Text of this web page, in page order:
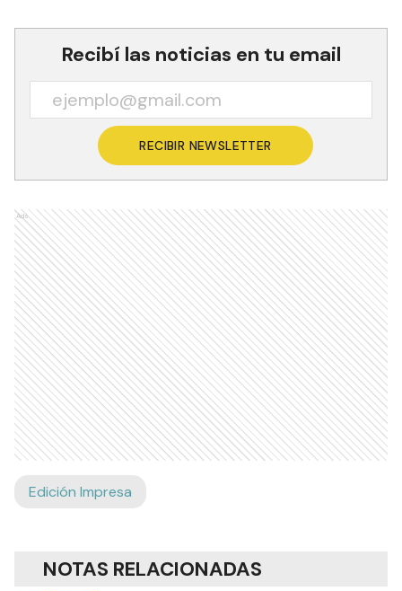
Recibí las noticias en tu email
RECIBIR NEWSLETTER
Ads
Edición Impresa
NOTAS RELACIONADAS